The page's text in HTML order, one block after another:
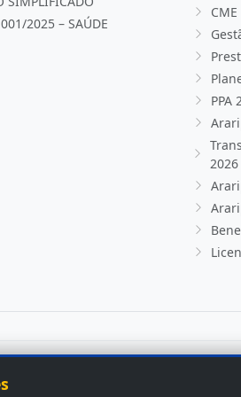
001/2025 – SAÚDE
CME
PPA
2026
Araripe CE. Todos os direitos